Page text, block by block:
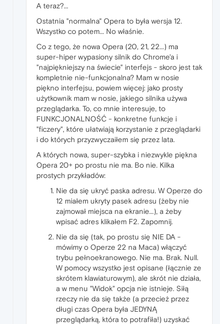
A teraz?...
Ostatnia "normalna" Opera to była wersja 12.
Wszystko co potem... No właśnie.
Co z tego, że nowa Opera (20, 21, 22...) ma
super-hiper wypasiony silnik do Chrome'a i
"najpiękniejszy na świecie" interfejs - skoro jest tak
kompletnie nie-funkcjonalna? Mam w nosie
piękno interfejsu, powiem więcej: jako prosty
użytkownik mam w nosie, jakiego silnika używa
przeglądarka. To, co mnie interesuje, to
FUNKCJONALNOŚĆ - konkretne funkcje i
"ficzery", które ułatwiają korzystanie z przeglądarki
i do których przyzwyczaiłem się przez lata.
A których nowa, super-szybka i niezwykle piękna
Opera 20+ po prostu nie ma. Bo nie. Kilka
prostych przykładów:
Nie da się ukryć paska adresu. W Operze do
12 miałem ukryty pasek adresu (żeby nie
zajmował miejsca na ekranie...), a żeby
wpisać adres klikałem F2. Zapomnij.
Nie da się (tak, po prostu się NIE DA -
mówimy o Operze 22 na Maca) włączyć
trybu pełnoekranowego. Nie ma. Brak. Null.
W pomocy wszystko jest opisane (łącznie ze
skrótem klawiaturowym), ale skrót nie działa,
a w menu "Widok" opcja nie istnieje. Siłą
rzeczy nie da się także (a przecież przez
długi czas Opera była JEDYNĄ
przeglądarką, która to potrafiła!) uzyskać